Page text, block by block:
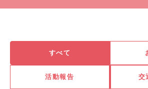
すべて
活動報告 交